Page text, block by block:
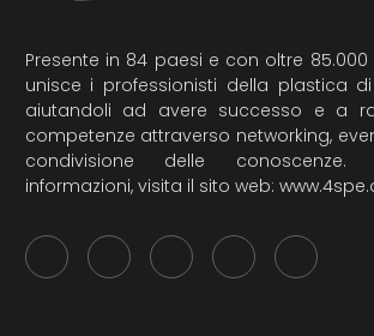
Presente in 84 paesi e con oltre 85.000
unisce i professionisti della plastica
aiutandoli ad avere successo e a
competenze attraverso networking,
condivisione delle conoscenze.
informazioni, visita il sito web: